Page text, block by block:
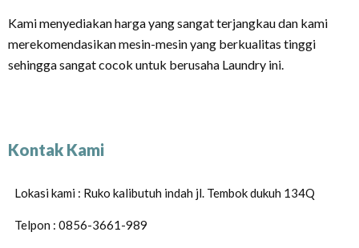
Kami menyediakan harga yang sangat terjangkau dan kami
merekomendasikan mesin-mesin yang berkualitas tinggi
sehingga sangat cocok untuk berusaha Laundry ini.
Kontak Kami
Lokasi kami : Ruko kalibutuh indah jl. Tembok dukuh 134Q
Telpon : 0856-3661-989